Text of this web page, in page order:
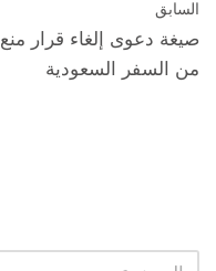
السابق
صيغة دعوى إلغاء قرار منع
من السفر السعودية